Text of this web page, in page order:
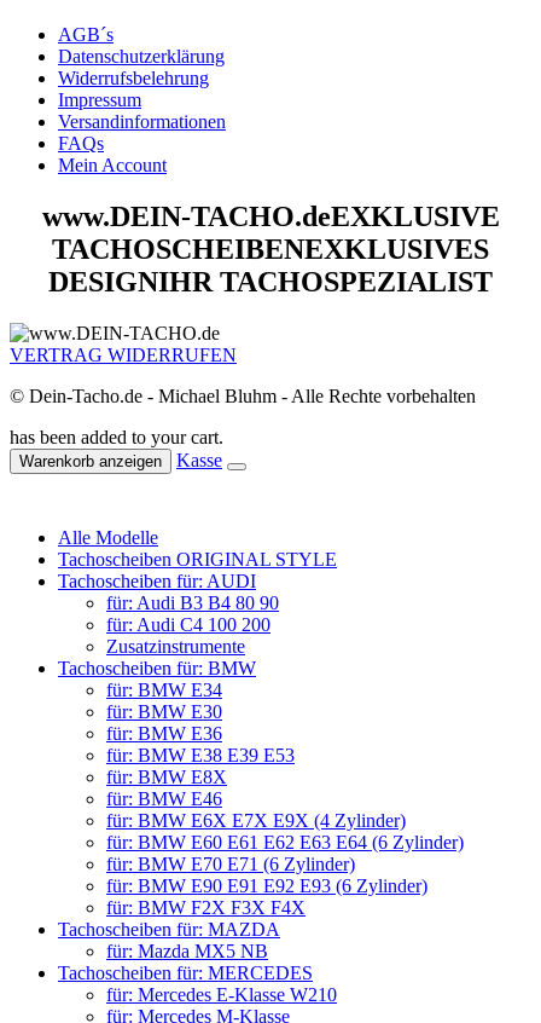
AGB´s
Datenschutzerklärung
Widerrufsbelehrung
Impressum
Versandinformationen
FAQs
Mein Account
www.DEIN-TACHO.deEXKLUSIVE
TACHOSCHEIBENEXKLUSIVES
DESIGNIHR TACHOSPEZIALIST
VERTRAG WIDERRUFEN
© Dein-Tacho.de - Michael Bluhm - Alle Rechte vorbehalten
has been added to your cart.
Warenkorb anzeigen Kasse
Alle Modelle
Tachoscheiben ORIGINAL STYLE
Tachoscheiben für: AUDI
für: Audi B3 B4 80 90
für: Audi C4 100 200
Zusatzinstrumente
Tachoscheiben für: BMW
für: BMW E34
für: BMW E30
für: BMW E36
für: BMW E38 E39 E53
für: BMW E8X
für: BMW E46
für: BMW E6X E7X E9X (4 Zylinder)
für: BMW E60 E61 E62 E63 E64 (6 Zylinder)
für: BMW E70 E71 (6 Zylinder)
für: BMW E90 E91 E92 E93 (6 Zylinder)
für: BMW F2X F3X F4X
Tachoscheiben für: MAZDA
für: Mazda MX5 NB
Tachoscheiben für: MERCEDES
für: Mercedes E-Klasse W210
für: Mercedes M-Klasse